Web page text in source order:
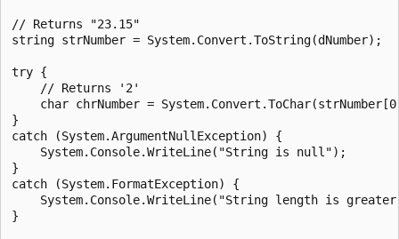
// Returns "23.15"
string strNumber = System.Convert.ToString(dNumber);
try {
    // Returns '2'
char chrNumber =
}
catch (System.ArgumentNullException) {
    System.Console.WriteLine("String is null");
}
catch (System.FormatException) {
System.Console.WriteLine("String length is
}